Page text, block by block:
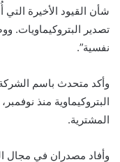
شأن القيود الأخيرة
تصدير البتروكيماويات.
نفسية”.
وأكد متحدث باسم
البتروكيماوية منذ
المشترية.
وأفاد مصدران في مجال